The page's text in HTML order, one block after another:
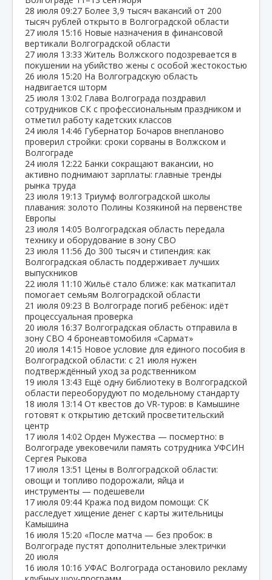
28 июля 09:27 Более 3,9 тысяч вакансий от 200
тысяч рублей открыто в Волгоградской области
27 июля 15:16 Новые назначения в финансовой
вертикали Волгоградской области
27 июля 13:33 Житель Волжского подозревается в
покушении на убийство жены с особой жестокостью
26 июля 15:20 На Волгоградскую область
надвигается шторм
25 июля 13:02 Глава Волгограда поздравил
сотрудников СК с профессиональным праздником и
отметил работу кадетских классов
24 июля 14:46 Губернатор Бочаров внепланово
проверил стройки: сроки сорваны в Волжском и
Волгограде
24 июля 12:22 Банки сокращают вакансии, но
активно поднимают зарплаты: главные тренды
рынка труда
23 июля 19:13 Триумф волгоградской школы
плавания: золото Полины Козякиной на первенстве
Европы
23 июля 14:05 Волгоградская область передала
технику и оборудование в зону СВО
23 июля 11:56 До 300 тысяч и стипендия: как
Волгоградская область поддерживает лучших
выпускников
22 июля 11:10 Жильё стало ближе: как маткапитал
помогает семьям Волгоградской области
21 июля 09:23 В Волгограде погиб ребёнок: идёт
процессуальная проверка
20 июля 16:37 Волгоградская область отправила в
зону СВО 4 бронеавтомобиля «Сармат»
20 июля 14:15 Новое условие для единого пособия в
Волгоградской области: с 21 июля нужен
подтверждённый уход за родственником
19 июля 13:43 Ещё одну библиотеку в Волгоградской
области переоборудуют по модельному стандарту
18 июля 13:14 От квестов до VR‑туров: в Камышине
готовят к открытию детский просветительский
центр
17 июля 14:02 Орден Мужества — посмертно: в
Волгограде увековечили память сотрудника УФСИН
Сергея Рыкова
17 июля 13:51 Цены в Волгоградской области:
овощи и топливо подорожали, яйца и
инструменты — подешевели
17 июля 09:44 Кража под видом помощи: СК
расследует хищение денег с карты жительницы
Камышина
16 июля 15:20 «После матча — без пробок: в
Волгограде пустят дополнительные электрички
20 июля
16 июля 10:16 УФАС Волгограда остановило рекламу